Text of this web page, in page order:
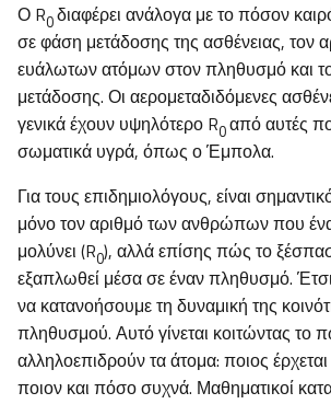
Ο R0διαφέρει ανάλογα με το πόσον
σε φάση μετάδοσης της ασθένειας, τον
ευάλωτων ατόμων στον πληθυσμό και
μετάδοσης. Οι αερομεταδιδόμενες
γενικά έχουν υψηλότερο R0από αυτές
σωματικά υγρά, όπως ο Έμπολα.
Για τους επιδημιολόγους, είναι
μόνο τον αριθμό των ανθρώπων που
μολύνει (R0), αλλά επίσης πώς το
εξαπλωθεί μέσα σε έναν πληθυσμό.
να κατανοήσουμε τη δυναμική της
πληθυσμού. Αυτό γίνεται κοιτώντας το
αλληλοεπιδρούν τα άτομα: ποιος
ποιον και πόσο συχνά. Μαθηματικοί